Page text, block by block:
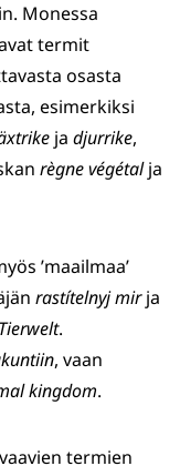
Monessa
termit
osasta
esimerkiksi
ja djurrike,
règne végétalja
’maailmaa’
rastítelnyj mirja
Tierwelt.
, vaan
kingdom.
termien